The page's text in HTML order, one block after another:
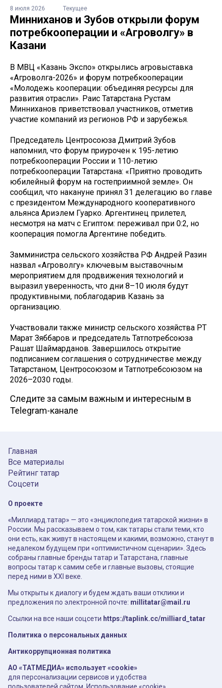
8 июля 2026 Текущее
Минниханов и Зубов открыли форум
потребкооперации и «Агроволгу» в
Казани
В МВЦ «Казань Экспо» открылись агровыставка
«Агроволга-2026» и форум потребкооперации
«Молодежь кооперации: объединяя ресурсы для
развития отрасли». Раис Татарстана Рустам
Минниханов приветствовал участников, отметив
участие компаний из регионов РФ и зарубежья.
Председатель Центросоюза Дмитрий Зубов
напомнил, что форум приурочен к 195-летию
потребкооперации России и 110-летию
потребкооперации Татарстана: «Приятно проводить
юбилейный форум на гостеприимной земле». Он
сообщил, что накануне принял 31 делегацию во главе
с президентом Международного кооперативного
альянса Ариэлем Гуарко. Аргентинец прилетел,
несмотря на матч с Египтом: переживал при 0:2, но
кооперация помогла Аргентине победить.
Замминистра сельского хозяйства РФ Андрей Разин
назвал «Агроволгу» ключевым выставочным
мероприятием для продвижения технологий и
выразил уверенность, что дни 8–10 июля будут
продуктивными, поблагодарив Казань за
организацию.
Участвовали также министр сельского хозяйства РТ
Марат Зяббаров и председатель Татпотребсоюза
Рашат Шаймарданов. Завершилось открытие
подписанием соглашения о сотрудничестве между
Татарстаном, Центросоюзом и Татпотребсоюзом на
2026–2030 годы.
Следите за самым важным и интересным в
Telegram-канале
Главная
Все материалы
Рейтинг татар
Соцсети
О проекте
«Миллиард.татар» — это «энциклопедия татарской жизни» в
России. Мы рассказываем о том, как татары стали теми, кто
они есть, как живут в настоящем и какими, возможно, станут в
недалеком будущем при «оптимистичном сценарии». Здесь
собраны главные бренды татар и Татарстана, главные
вопросы татар к самим себе и главные вызовы, стоящие
перед ними в XXI веке.
Мы открыты к диалогу и будем ждать ваши отклики и
предложения по электронной почте: millitatar@mail.ru
Ссылки на все наши соцсети https://taplink.cc/milliard_tatar
Политика о персональных данных
Антикоррупционная политика
АО «ТАТМЕДИА» использует «cookie»
для персонализации сервисов и удобства